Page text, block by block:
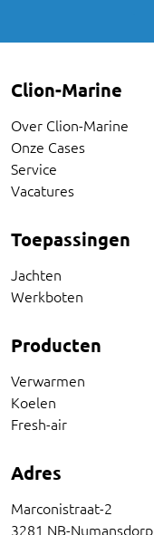
Clion-Marine
Over Clion-Marine
Onze Cases
Service
Vacatures
Toepassingen
Jachten
Werkboten
Producten
Verwarmen
Koelen
Fresh-air
Adres
Marconistraat-2
3281 NB-Numansdorp